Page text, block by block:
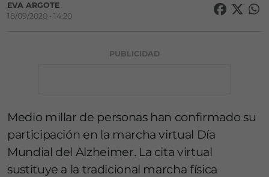
EVA ARGOTE
18/09/2020 • 14:20
PUBLICIDAD
Medio millar de personas han confirmado su
participación en la marcha virtual Día
Mundial del Alzheimer. La cita virtual
sustituye a la tradicional marcha física